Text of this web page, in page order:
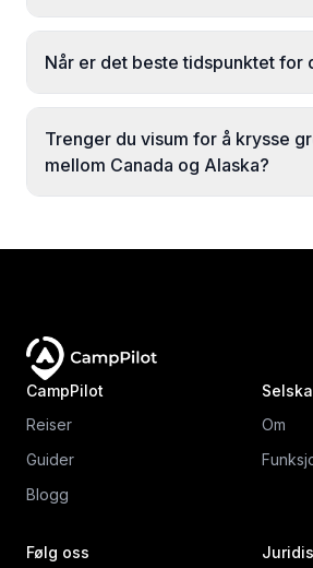
Når er det beste tidspunktet for
Trenger du visum for å krysse
mellom Canada og Alaska?
CampPilot
Reiser
Guider
Blogg
Om
Følg oss